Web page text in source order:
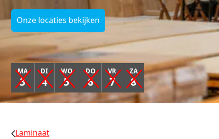
Onze locaties bekijken
MA
3
DI
4
WO
5
DO
6
VR
7
ZA
8
Laminaat